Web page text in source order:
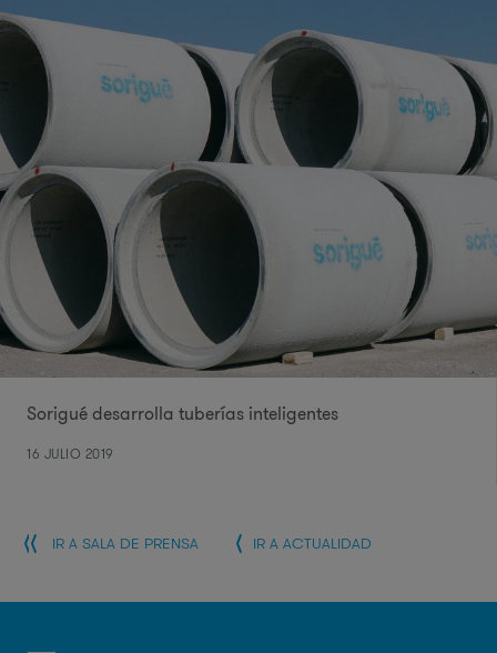
Sorigué desarrolla tuberías inteligentes
16 JULIO 2019
IR A SALA DE PRENSA IR A ACTUALIDAD